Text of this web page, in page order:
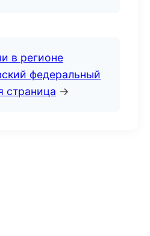
в регионе
федеральный
страница →